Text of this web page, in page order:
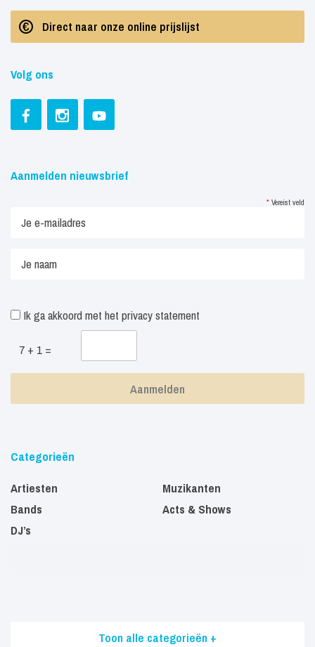
Direct naar onze online prijslijst
Volg ons
Aanmelden nieuwsbrief
* Vereist veld
Ik ga akkoord met het privacy statement
7 + 1 =
Categorieën
Artiesten
Bands
DJ’s
Muzikanten
Acts & Shows
Toon alle categorieën +